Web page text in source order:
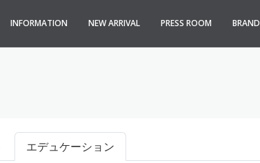
INFORMATION NEW ARRIVAL PRESS ROOM BRAND
エデュケーション